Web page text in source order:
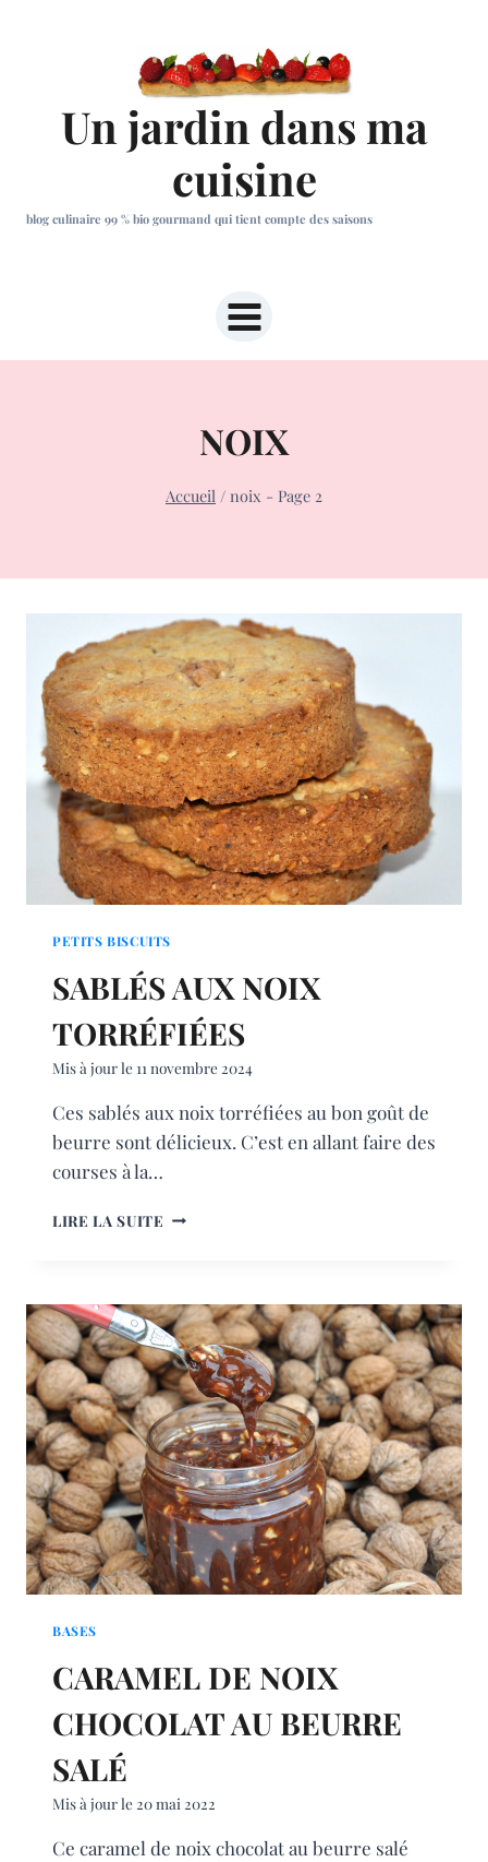
Un jardin dans ma
cuisine
blog culinaire 99 % bio gourmand qui tient compte des saisons
NOIX
Accueil / noix - Page 2
PETITS BISCUITS
SABLÉS AUX NOIX
TORRÉFIÉES
Mis à jour le 11 novembre 2024
Ces sablés aux noix torréfiées au bon goût de
beurre sont délicieux. C’est en allant faire des
courses à la…
LIRE LA SUITE SABLÉS
BASES
CARAMEL DE NOIX
CHOCOLAT AU BEURRE
SALÉ
Mis à jour le 20 mai 2022
Ce caramel de noix chocolat au beurre salé